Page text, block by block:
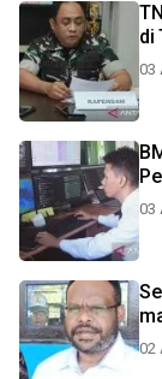
di
03
03
02